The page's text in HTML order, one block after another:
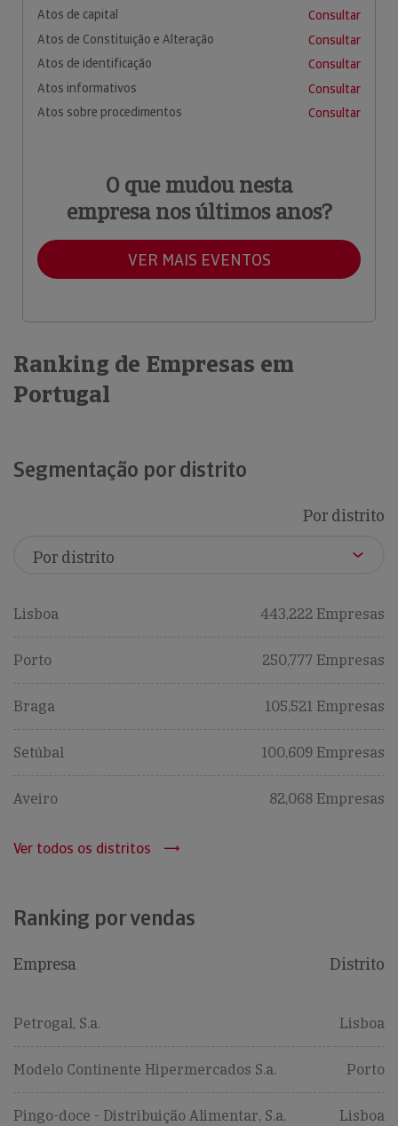
Atos de capital
Consultar
Atos de Constituição e Alteração
Consultar
Atos de identificação
Consultar
Atos informativos
Consultar
Atos sobre procedimentos
Consultar
O que mudou nesta
empresa nos últimos anos?
VER MAIS EVENTOS
Ranking de Empresas em
Portugal
Segmentação por distrito
Por distrito
Lisboa 443,222 Empresas
Porto 250,777 Empresas
Braga 105,521 Empresas
Setúbal 100,609 Empresas
Aveiro 82,068 Empresas
Ver todos os distritos
Ranking por vendas
Empresa Distrito
Petrogal, S.a. Lisboa
Modelo Continente Hipermercados S.a. Porto
Pingo-doce - Distribuição Alimentar, S.a. Lisboa